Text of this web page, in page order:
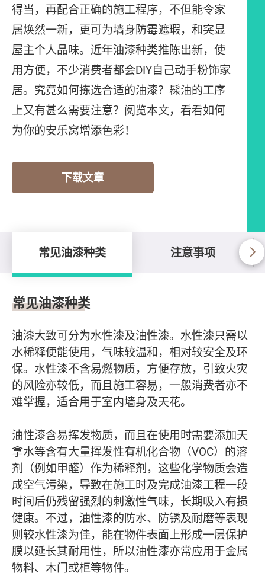
得当，再配合正确的施工程序，不但能令家
居焕然一新，更可为墙身防霉遮瑕，和突显
屋主个人品味。近年油漆种类推陈出新，使
用方便，不少消费者都会DIY自己动手粉饰家
居。究竟如何拣选合适的油漆？髹油的工序
上又有甚么需要注意？阅览本文，看看如何
为你的安乐窝增添色彩！
下载文章
常见油漆种类 注意事项
常见油漆种类
常见油漆种类
油漆大致可分为水性漆及油性漆。水性漆只需以
水稀释便能使用，气味较温和，相对较安全及环
保。水性漆不含易燃物质，方便存放，引致火灾
的风险亦较低，而且施工容易，一般消费者亦不
难掌握，适合用于室内墙身及天花。
油性漆含易挥发物质，而且在使用时需要添加天
拿水等含有大量挥发性有机化合物（VOC）的溶
剂（例如甲醛）作为稀释剂，这些化学物质会造
成空气污染，导致在施工时及完成油漆工程一段
时间后仍残留强烈的刺激性气味，长期吸入有损
健康。不过，油性漆的防水、防锈及耐磨等表现
则较水性漆为佳，能在物件表面上形成一层保护
膜以延长其耐用性，所以油性漆亦常应用于金属
物料、木门或柜等物件。